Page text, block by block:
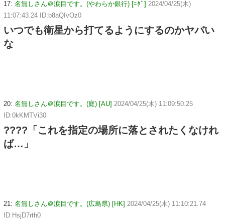
17: 名無しさん＠涙目です。(やわらか銀行) [ﾆﾀﾞ] 2024/04/25(木)
11:07:43.24 ID:b8aQIvOz0
いつでも衛星から打てるようにするのかヤバい
な
20: 名無しさん＠涙目です。(庭) [AU] 2024/04/25(木) 11:09:50.25
ID:0kKMTVi30
????「これを指定の場所に落とされたくなけれ
ば…」
21: 名無しさん＠涙目です。(広島県) [HK] 2024/04/25(木) 11:10:21.74
ID:HsjD7rth0